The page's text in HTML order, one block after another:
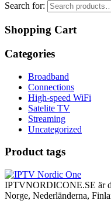
Search for:
Shopping Cart
Categories
Broadband
Connections
High-speed WiFi
Satelite TV
Streaming
Uncategorized
Product tags
IPTVNORDICONE.SE är
Norge, Nederländerna,